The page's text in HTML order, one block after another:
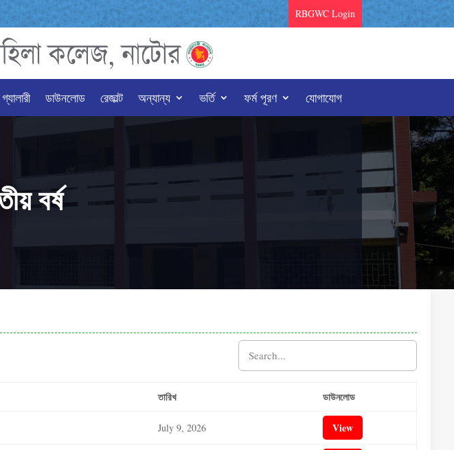
RBGWC Login
গ্যালারী ডাউনলোড রেজাল্ট অন্যান্য ভর্তি ফর্ম পূরণ যোগাযোগ
বর্ষ
তারিখ ডাউনলোড
July 9, 2026 View